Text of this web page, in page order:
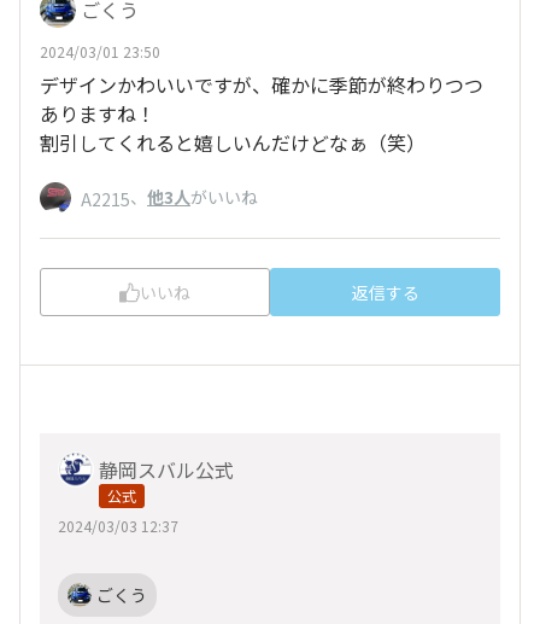
ごくう
2024/03/01 23:50
デザインかわいいですが、確かに季節が終わりつつ
ありますね！
割引してくれると嬉しいんだけどなぁ（笑）
A2215、 他3人がいいね
いいね 返信する
静岡スバル公式
公式
2024/03/03 12:37
ごくう